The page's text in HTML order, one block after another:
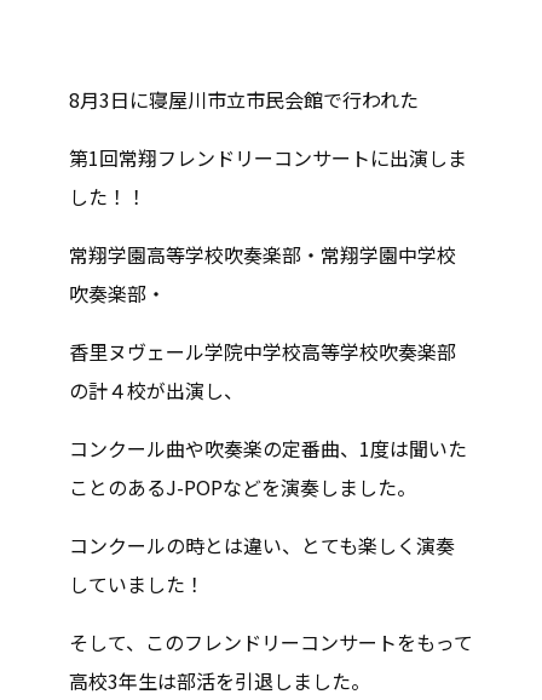
8月3日に寝屋川市立市民会館で行われた
第1回常翔フレンドリーコンサートに出演しま
した！！
常翔学園高等学校吹奏楽部・常翔学園中学校
吹奏楽部・
香里ヌヴェール学院中学校高等学校吹奏楽部
の計４校が出演し、
コンクール曲や吹奏楽の定番曲、1度は聞いた
ことのあるJ-POPなどを演奏しました。
コンクールの時とは違い、とても楽しく演奏
していました！
そして、このフレンドリーコンサートをもって
高校3年生は部活を引退しました。